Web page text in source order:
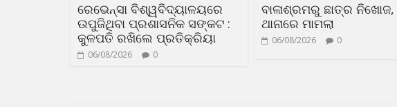
ରେଭେନ୍ସା ବିଶ୍ୱବିଦ୍ୟାଳୟରେ
ଉପୁଜିଥିବା ପ୍ରଶାସନିକ ସଙ୍କଟ :
କୁଳପତି ରଖିଲେ ପ୍ରତିକ୍ରିୟା
06/08/2026 0
ବାଳାଶ୍ରମରୁ ଛାତ୍ର ନିଖୋଜ,
ଥାନାରେ ମାମଲା
06/08/2026 0